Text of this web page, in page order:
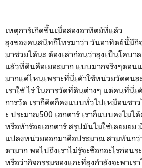
เหตุการ์เกิดขึ้นเมื่อสองอาทิตย์ที่แล้ว
ลุงของคนสนิทก็โทรมาว่า วันอาทิตย์นี้มีกิ
มาช่วยได้นะ ต้องเล่าก่อนว่าลุงเป็นโคบา
แล้วที่ดินคือเยอะมาก แบบมากจริงๆตอนแ
มากแค่ไหนเพราะที่นี่เค้าใช้หน่วยวัดคน
เราใช้ ไร่ ในการวัดที่ดินต่างๆ แต่คนที่นี่เ
การวัด เราก็คิดก็คงแบบทั่วไปเหมือนชา
ะ ประมาณ500 เฮกตาร์ เราก็แบบคงไม่ไ
หรือห้าร้อยเฮกตาร์ สรุปมันไม่ใช่เลยยยย
แปลงหน่วยออกมาคือประมาณ สามพันก
ตามาก พอไปถึงเราไม่รู้จะช็อกอะไรก่อน
หรือว่ากิจกรรมของแกะที่ลุงกำลังจะพาเร